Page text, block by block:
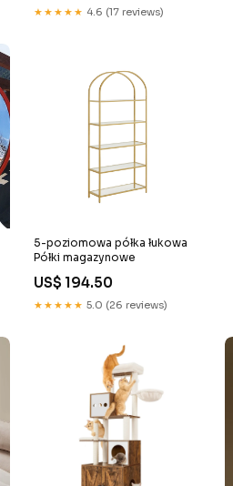
★★★★★ 4.6 (17 reviews)
5-poziomowa półka łukowa
Półki magazynowe
US$ 194.50
★★★★★ 5.0 (26 reviews)